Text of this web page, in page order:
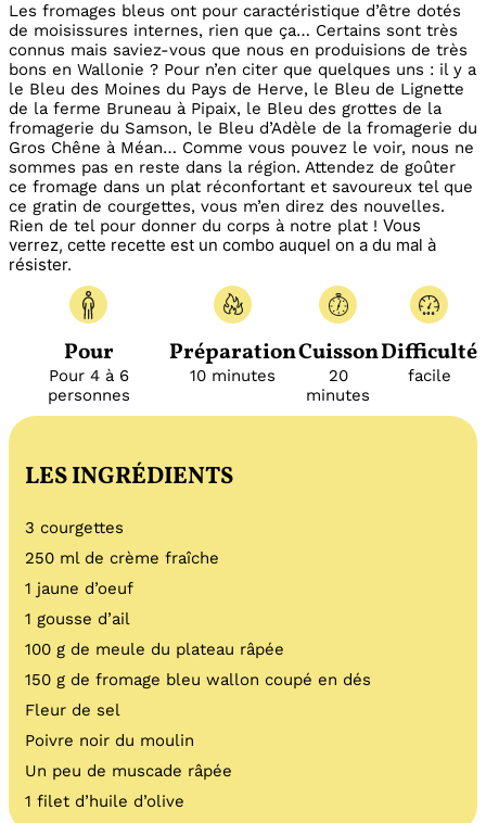
Les fromages bleus ont pour caractéristique d’être dotés
de moisissures internes, rien que ça… Certains sont très
connus mais saviez-vous que nous en produisions de très
bons en Wallonie ? Pour n’en citer que quelques uns : il y a
le Bleu des Moines du Pays de Herve, le Bleu de Lignette
de la ferme Bruneau à Pipaix, le Bleu des grottes de la
fromagerie du Samson, le Bleu d’Adèle de la fromagerie du
Gros Chêne à Méan… Comme vous pouvez le voir, nous ne
sommes pas en reste dans la région. Attendez de goûter
ce fromage dans un plat réconfortant et savoureux tel que
ce gratin de courgettes, vous m’en direz des nouvelles.
Rien de tel pour donner du corps à notre plat ! Vous
verrez, cette recette est un combo auquel on a du mal à
résister.
Pour
Pour 4 à 6
personnes
Préparation
10 minutes
Cuisson
20
minutes
Difficulté
facile
LES INGRÉDIENTS
3 courgettes
250 ml de crème fraîche
1 jaune d’oeuf
1 gousse d’ail
100 g de meule du plateau râpée
150 g de fromage bleu wallon coupé en dés
Fleur de sel
Poivre noir du moulin
Un peu de muscade râpée
1 filet d’huile d’olive